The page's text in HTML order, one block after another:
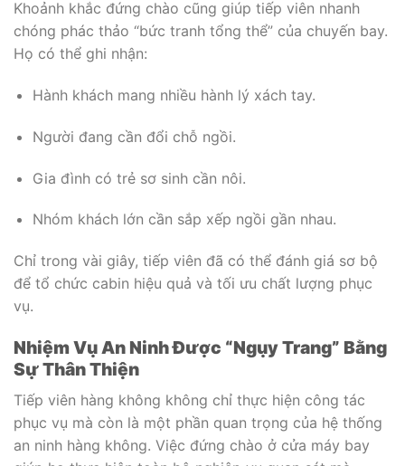
Khoảnh khắc đứng chào cũng giúp tiếp viên nhanh
chóng phác thảo “bức tranh tổng thể” của chuyến bay.
Họ có thể ghi nhận:
Hành khách mang nhiều hành lý xách tay.
Người đang cần đổi chỗ ngồi.
Gia đình có trẻ sơ sinh cần nôi.
Nhóm khách lớn cần sắp xếp ngồi gần nhau.
Chỉ trong vài giây, tiếp viên đã có thể đánh giá sơ bộ
để tổ chức cabin hiệu quả và tối ưu chất lượng phục
vụ.
Nhiệm Vụ An Ninh Được “Ngụy Trang” Bằng
Sự Thân Thiện
Tiếp viên hàng không không chỉ thực hiện công tác
phục vụ mà còn là một phần quan trọng của hệ thống
an ninh hàng không. Việc đứng chào ở cửa máy bay